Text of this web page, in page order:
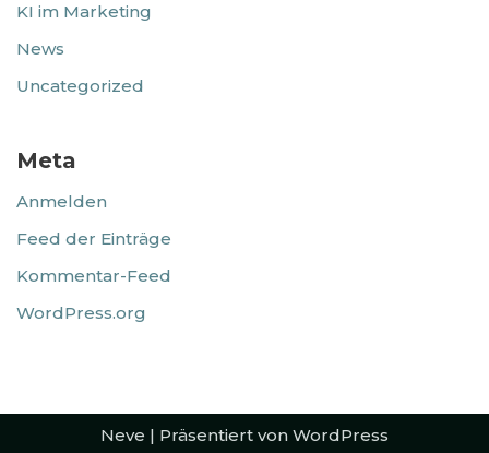
KI im Marketing
News
Uncategorized
Meta
Anmelden
Feed der Einträge
Kommentar-Feed
WordPress.org
Neve | Präsentiert von WordPress